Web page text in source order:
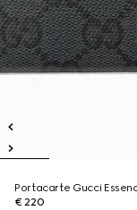
Portacarte Gucci
€ 220